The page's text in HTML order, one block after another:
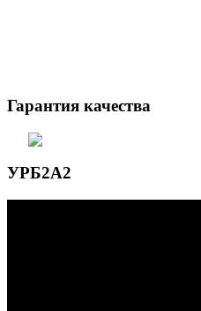
Гарантия качества
УРБ2А2